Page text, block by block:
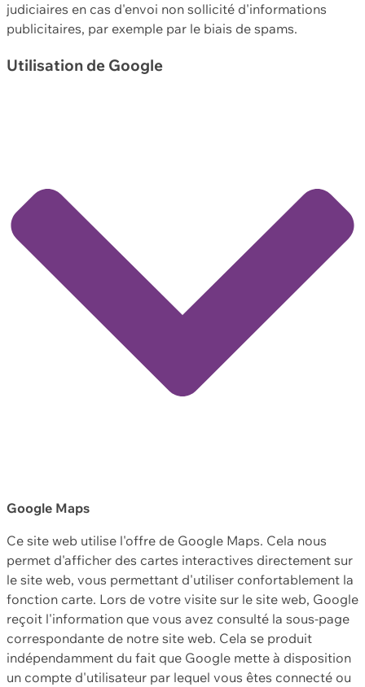
judiciaires en cas d'envoi non sollicité d'informations
publicitaires, par exemple par le biais de spams.
Utilisation de Google
Google Maps
Ce site web utilise l'offre de Google Maps. Cela nous
permet d'afficher des cartes interactives directement sur
le site web, vous permettant d'utiliser confortablement la
fonction carte. Lors de votre visite sur le site web, Google
reçoit l'information que vous avez consulté la sous-page
correspondante de notre site web. Cela se produit
indépendamment du fait que Google mette à disposition
un compte d'utilisateur par lequel vous êtes connecté ou